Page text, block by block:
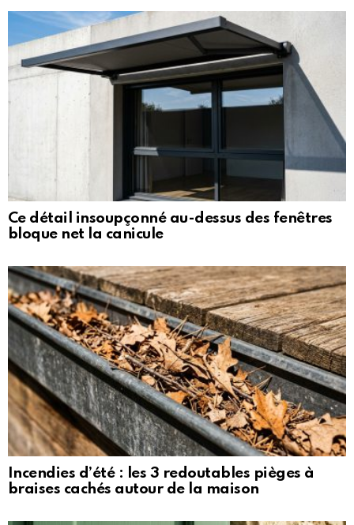
Ce détail insoupçonné au-dessus des fenêtres
bloque net la canicule
Incendies d’été : les 3 redoutables pièges à
braises cachés autour de la maison